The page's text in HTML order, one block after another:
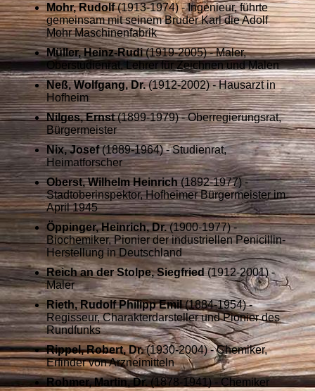
Mohr, Rudolf(1913-1974) - Ingenieur, führte
gemeinsam mit seinem Bruder Karl die Adolf
Mohr Maschinenfabrik
Müller, Heinz-Rudi(1919-2005) - Maler,
Oberstudienrat, Lehrer für Zeichnen und Malen
Neß, Wolfgang, Dr.(1912-2002) - Hausarzt in
Hofheim
Nilges, Ernst(1899-1979) - Oberregierungsrat,
Bürgermeister
Nix, Josef(1889-1964) - Studienrat,
Heimatforscher
Oberst, Wilhelm Heinrich(1892-1977) -
Stadtoberinspektor, Hofheimer Bürgermeister im
April 1945
Öppinger, Heinrich, Dr.(1900-1977) -
Biochemiker, Pionier der industriellen Penicillin-
Herstellung in Deutschland
Reich an der Stolpe, Siegfried(1912-2001) -
Maler
Rieth, Rudolf Philipp Emil(1884-1954) -
Regisseur, Charakterdarsteller und Pionier des
Rundfunks
Rippel, Robert, Dr.(1930-2004) - Chemiker,
Erfinder von Arzneimitteln
Rohmer, Martin, Dr.(1878-1941) - Chemiker